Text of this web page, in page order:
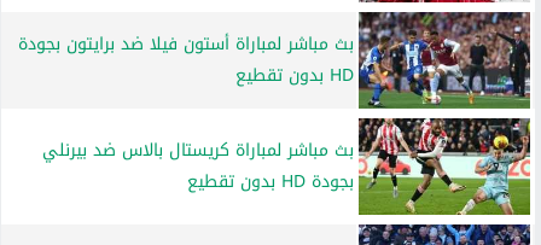
بث مباشر لمباراة أستون فيلا ضد برايتون بجودة
HD بدون تقطيع
بث مباشر لمباراة كريستال بالاس ضد بيرنلي
بجودة HD بدون تقطيع